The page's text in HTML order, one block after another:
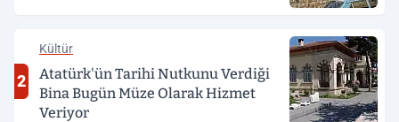
2
Kültür
Atatürk'ün Tarihi Nutkunu Verdiği
Bina Bugün Müze Olarak Hizmet
Veriyor